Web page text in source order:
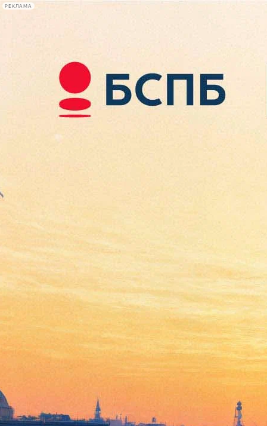
РЕКЛАМА
Сегодня:
2026.08.07
08:51
Афиша Plus